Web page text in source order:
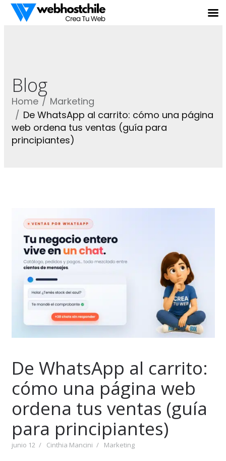
Blog
Home
Marketing
De WhatsApp al carrito: cómo una página
web ordena tus ventas (guía para
principiantes)
De WhatsApp al carrito:
cómo una página web
ordena tus ventas (guía
para principiantes)
junio 12 Cinthia Mancini Marketing